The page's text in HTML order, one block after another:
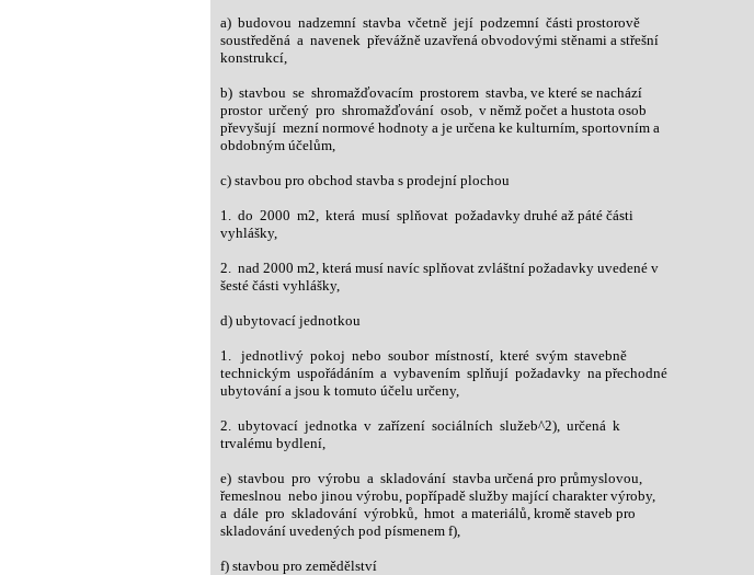
a) budovou nadzemní stavba včetně její podzemní části prostorově
soustředěná a navenek převážně uzavřená obvodovými stěnami a střešní
konstrukcí,
b) stavbou se shromažďovacím prostorem stavba, ve které se nachází
prostor určený pro shromažďování osob, v němž počet a hustota osob
převyšují mezní normové hodnoty a je určena ke kulturním, sportovním a
obdobným účelům,
c) stavbou pro obchod stavba s prodejní plochou
1. do 2000 m2, která musí splňovat požadavky druhé až páté části
vyhlášky,
2. nad 2000 m2, která musí navíc splňovat zvláštní požadavky uvedené v
šesté části vyhlášky,
d) ubytovací jednotkou
1. jednotlivý pokoj nebo soubor místností, které svým stavebně
technickým uspořádáním a vybavením splňují požadavky na přechodné
ubytování a jsou k tomuto účelu určeny,
2. ubytovací jednotka v zařízení sociálních služeb^2), určená k
trvalému bydlení,
e) stavbou pro výrobu a skladování stavba určená pro průmyslovou,
řemeslnou nebo jinou výrobu, popřípadě služby mající charakter výroby,
a dále pro skladování výrobků, hmot a materiálů, kromě staveb pro
skladování uvedených pod písmenem f),
f) stavbou pro zemědělství